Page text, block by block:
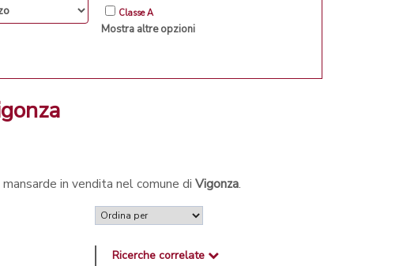
Classe A
Mostra altre opzioni
in vendita nel comune di Vigonza.
Ricerche correlate